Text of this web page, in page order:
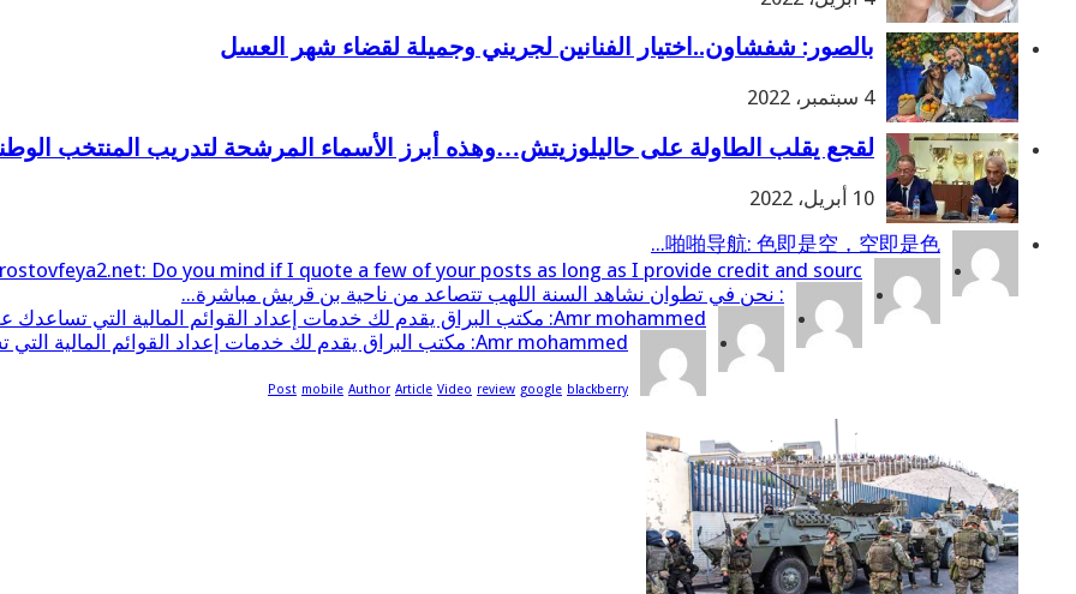
بالصور: شفشاون..اختيار الفنانين لجريني وجميلة لقضاء شهر العسل
4 سبتمبر، 2022
لقجع يقلب الطاولة على حاليلوزيتش…وهذه أبرز الأسماء المرشحة لتدريب المنتخب
10 أبريل، 2022
啪啪导航: 色即是空，空即是色...
rostovfeya2.net: Do you mind if I quote a few of your posts as long as I provide credit and sourc...
: نحن في تطوان نشاهد السنة اللهب تتصاعد من ناحية بن قريش مباشرة...
Amr mohammed: مكتب البراق يقدم لك خدمات إعداد القوائم المالية التي تساعدك على فهم التفاصيل الم...
Amr mohammed: مكتب البراق يقدم لك خدمات إعداد القوائم المالية التي تساعدك على فهم التفاصيل الم...
Post mobile Author Article Video review google blackberry